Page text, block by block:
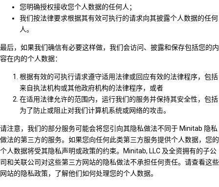
您明确授权接收您个人数据的任何人；
我们按法律要求根据其有效可执行的请求向其披露个人数据的任何
人。
最后，如果我们确信有必要这样做，我们会访问、披露和保存包括您的内
容在内的个人数据：
根据有效的可执行请求遵守适用法律或回应有效的法律程序，包括
来自执法机构或其他政府机构的法律程序，或者
在适用法律允许的范围内，运行我们的服务并保持其安全性，包括
为了防止或阻止对我们计算机系统或网络的攻击。
请注意，我们的部分服务可能会将您引向其隐私做法不同于 Minitab 隐私
做法的第三方的服务。如果您向任何此类第三方服务提供个人数据，您的
个人数据将受其隐私声明或政策的约束。Minitab, LLC 及全资拥有的子公
司和关联公司对这些第三方网站的隐私做法不承担任何责任。请查看这些
网站的隐私政策，了解他们如何处理您的个人数据。